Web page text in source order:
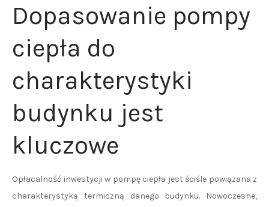
Dopasowanie pompy
ciepła do
charakterystyki
budynku jest
kluczowe
Opłacalność inwestycji w pompę ciepła jest ściśle powiązana z
charakterystyką termiczną danego budynku. Nowoczesne,